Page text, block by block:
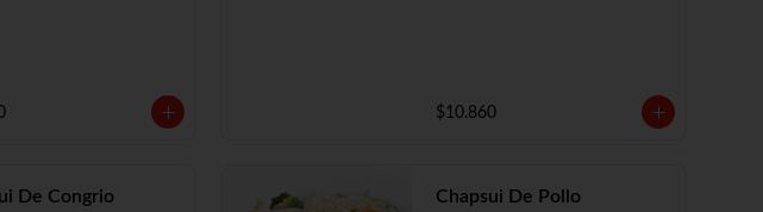
$10.860
De Congrio Chapsui De Pollo